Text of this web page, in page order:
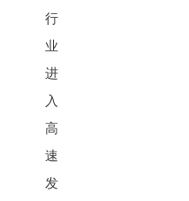
行
业
进
入
高
速
发